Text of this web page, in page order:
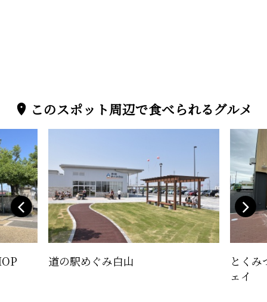
このスポット周辺で食べられるグルメ
道の駅めぐみ白山
とく
ェイ